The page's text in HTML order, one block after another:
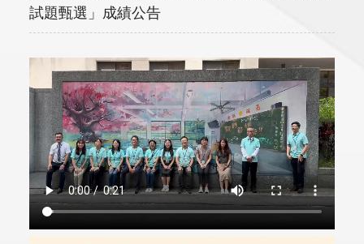
試題甄選」成績公告